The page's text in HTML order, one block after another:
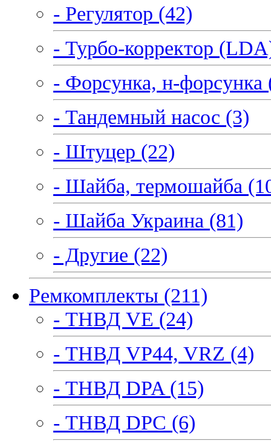
- Регулятор (42)
- Турбо-корректор
- Форсунка, н-форсунка
- Тандемный насос (3)
- Штуцер (22)
- Шайба, термошайба
- Шайба Украина (81)
- Другие (22)
Ремкомплекты (211)
- ТНВД VE (24)
- ТНВД VP44, VRZ (4)
- ТНВД DPA (15)
- ТНВД DPC (6)